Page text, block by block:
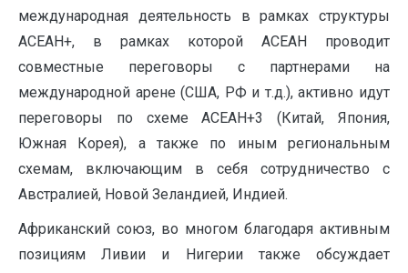
международная деятельность в рамках структуры
АСЕАН+, в рамках которой АСЕАН проводит
совместные переговоры с партнерами на
международной арене (США, РФ и т.д.), активно идут
переговоры по схеме АСЕАН+3 (Китай, Япония,
Южная Корея), а также по иным региональным
схемам, включающим в себя сотрудничество с
Австралией, Новой Зеландией, Индией.
Африканский союз, во многом благодаря активным
позициям Ливии и Нигерии также обсуждает